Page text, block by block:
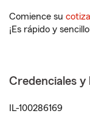
Comience su
¡Es rápido y
Credenciales y
IL-100286169